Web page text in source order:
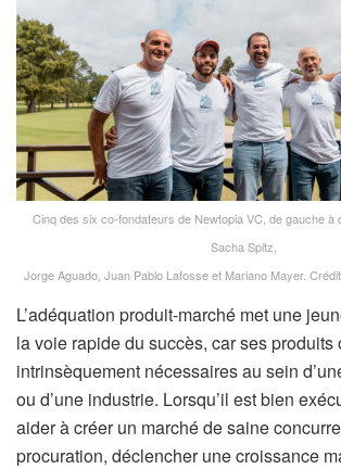
Cinq des six co-fondateurs de Newtopia VC, de gauche à
Sacha Spitz,
Jorge Aguado, Juan Pablo Lafosse et Mariano Mayer.
L’adéquation produit-marché met une
la voie rapide du succès, car ses produits
intrinsèquement nécessaires au sein
ou d’une industrie. Lorsqu’il est bien
aider à créer un marché de saine
procuration, déclencher une croissance